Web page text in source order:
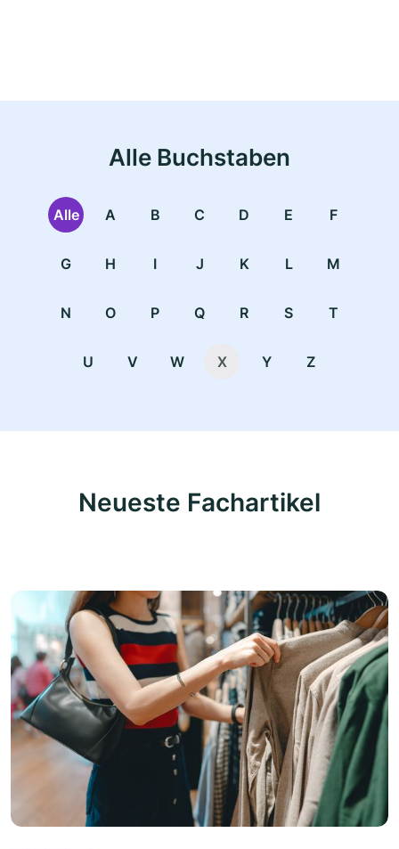
Alle Buchstaben
Alle A B C D E F
G H I J K L M
N O P Q R S T
U V W X Y Z
Neueste Fachartikel